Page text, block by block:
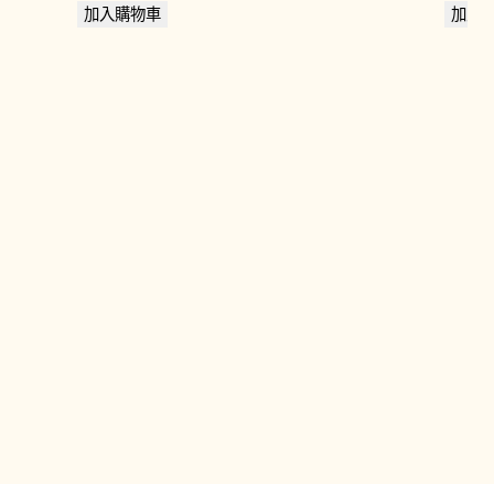
始加入購物車
始加入